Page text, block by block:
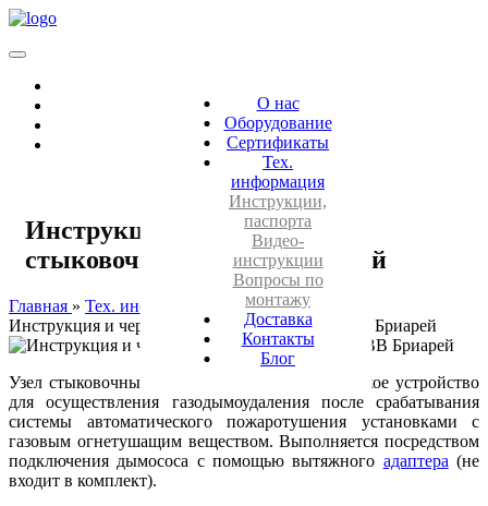
О нас
Оборудование
Сертификаты
Тех.
информация
Инструкции,
паспорта
Видео-
инструкции
Вопросы по
монтажу
Доставка
Контакты
Блог
Инструкция и чертеж узел
стыковочный СУ-ВВ Бриарей
Главная
Тех. информация
Инструкция и чертеж узел стыковочный СУ-ВВ Бриарей
Узел стыковочный СУ-ВВ Бриарей - техническое устройство
для осуществления газодымоудаления после срабатывания
системы автоматического пожаротушения установками с
газовым огнетушащим веществом. Выполняется посредством
подключения дымососа с помощью вытяжного адаптера (не
входит в комплект).